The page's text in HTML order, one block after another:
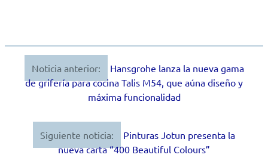
Navegación
Noticia anterior:
Hansgrohe lanza la nueva gama
de grifería para cocina Talis M54, que aúna diseño y
máxima funcionalidad
Siguiente noticia:
Pinturas Jotun presenta la
nueva carta “400 Beautiful Colours”